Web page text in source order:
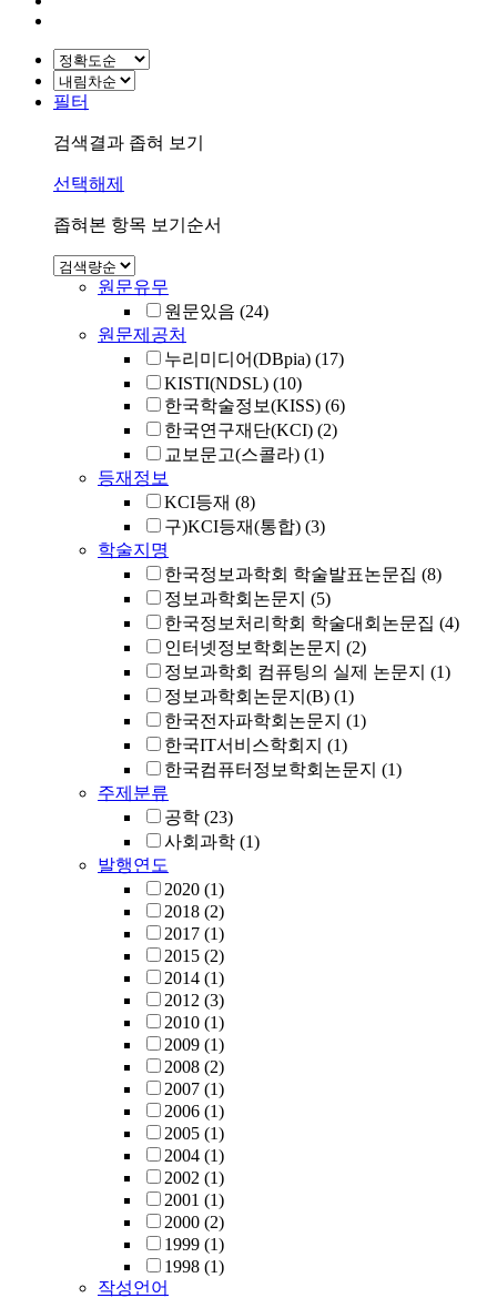
필터
검색결과 좁혀 보기
선택해제
좁혀본 항목 보기순서
원문유무
원문있음 (24)
원문제공처
누리미디어(DBpia) (17)
KISTI(NDSL) (10)
한국학술정보(KISS) (6)
한국연구재단(KCI) (2)
교보문고(스콜라) (1)
등재정보
KCI등재 (8)
구)KCI등재(통합) (3)
학술지명
한국정보과학회 학술발표논문집 (8)
정보과학회논문지 (5)
한국정보처리학회 학술대회논문집 (4)
인터넷정보학회논문지 (2)
정보과학회 컴퓨팅의 실제 논문지 (1)
정보과학회논문지(B) (1)
한국전자파학회논문지 (1)
한국IT서비스학회지 (1)
한국컴퓨터정보학회논문지 (1)
주제분류
공학 (23)
사회과학 (1)
발행연도
2020 (1)
2018 (2)
2017 (1)
2015 (2)
2014 (1)
2012 (3)
2010 (1)
2009 (1)
2008 (2)
2007 (1)
2006 (1)
2005 (1)
2004 (1)
2002 (1)
2001 (1)
2000 (2)
1999 (1)
1998 (1)
작성언어